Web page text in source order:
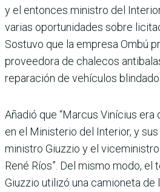
y el entonces ministro del
varias oportunidades sobre
Sos­tuvo que la empresa Ombú
proveedora de chalecos
reparación de vehículos
Añadió que “Marcus Vinícius
en el Ministerio del Interior, y
ministro Giuzzio y el
René Ríos”. Del mismo modo, el
Giuzzio utilizó una camioneta de